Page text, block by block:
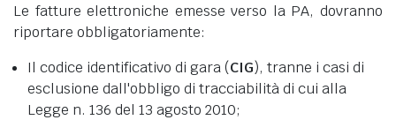
Le fatture elettroniche emesse verso la PA, dovranno
riportare obbligatoriamente:
Il codice identificativo di gara (CIG), tranne i casi di
esclusione dall'obbligo di tracciabilità di cui alla
Legge n. 136 del 13 agosto 2010;